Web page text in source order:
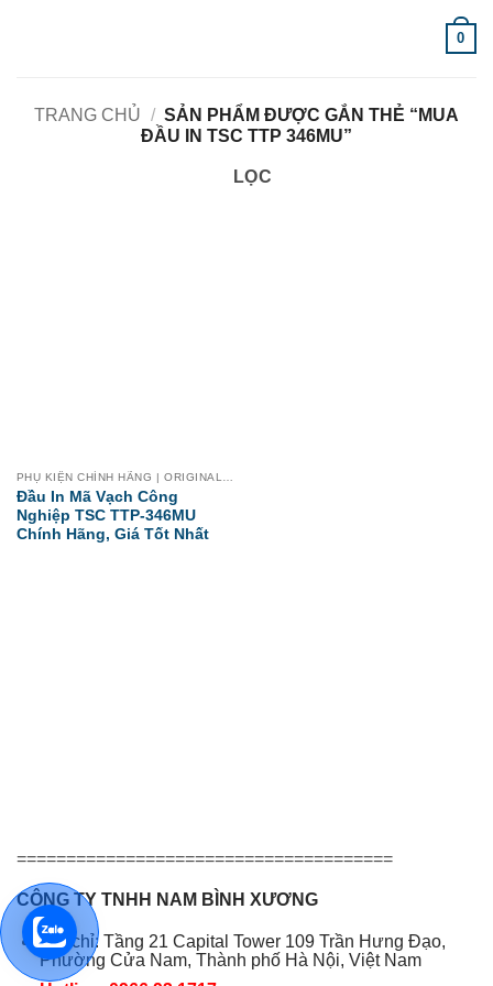
0
TRANG CHỦ / SẢN PHẨM ĐƯỢC GẮN THẺ “MUA
ĐẦU IN TSC TTP 346MU”
LỌC
Đầu In Mã Vạch Công
Nghiệp TSC TTP-346MU
Chính Hãng, Giá Tốt Nhất
======================================
CÔNG TY TNHH NAM BÌNH XƯƠNG
Địa chỉ: Tầng 21 Capital Tower 109 Trần Hưng Đạo,
Phường Cửa Nam, Thành phố Hà Nội, Việt Nam